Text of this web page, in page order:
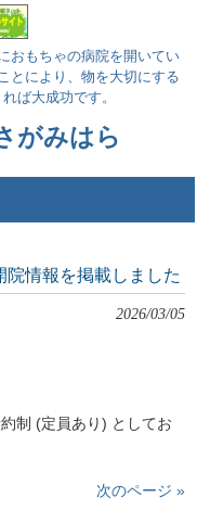
おもちゃの病院を開いてい
とにより、物を大切にする
ば大成功です。
がみはら
情報を掲載しました
2026/03/05
制 (定員あり) としてお
次のページ »